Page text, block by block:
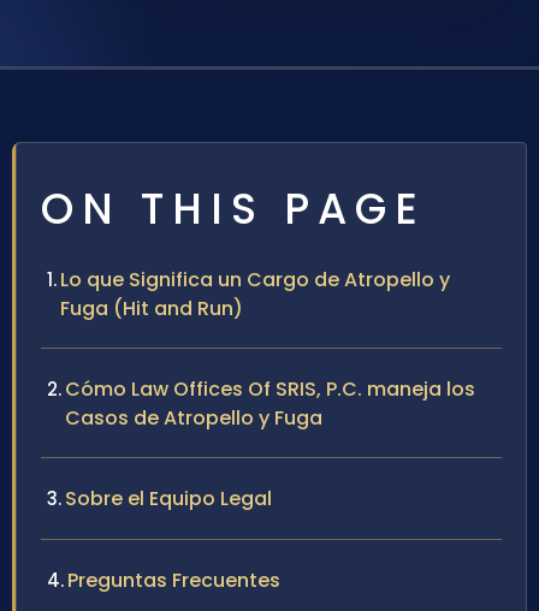
ON THIS PAGE
Lo que Significa un Cargo de Atropello y
Fuga (Hit and Run)
Cómo Law Offices Of SRIS, P.C. maneja los
Casos de Atropello y Fuga
Sobre el Equipo Legal
Preguntas Frecuentes